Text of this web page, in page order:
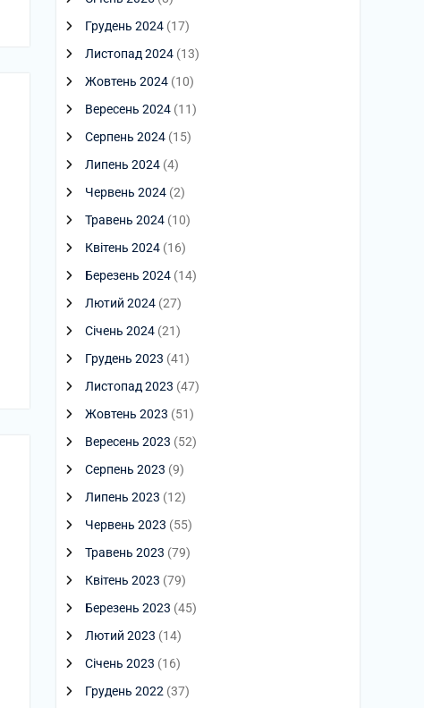
Грудень 2024 (17)
Листопад 2024 (13)
Жовтень 2024 (10)
Вересень 2024 (11)
Серпень 2024 (15)
Липень 2024 (4)
Червень 2024 (2)
Травень 2024 (10)
Квітень 2024 (16)
Березень 2024 (14)
Лютий 2024 (27)
Січень 2024 (21)
Грудень 2023 (41)
Листопад 2023 (47)
Жовтень 2023 (51)
Вересень 2023 (52)
Серпень 2023 (9)
Липень 2023 (12)
Червень 2023 (55)
Травень 2023 (79)
Квітень 2023 (79)
Березень 2023 (45)
Лютий 2023 (14)
Січень 2023 (16)
Грудень 2022 (37)